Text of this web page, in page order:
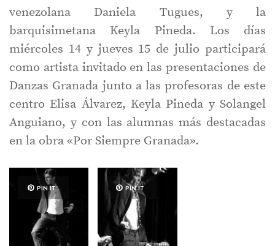
venezolana Daniela Tugues, y la
barquisimetana Keyla Pineda. Los días
miércoles 14 y jueves 15 de julio participará
como artista invitado en las presentaciones de
Danzas Granada junto a las profesoras de este
centro Elisa Álvarez, Keyla Pineda y Solangel
Anguiano, y con las alumnas más destacadas
en la obra «Por Siempre Granada».
PIN IT PIN IT